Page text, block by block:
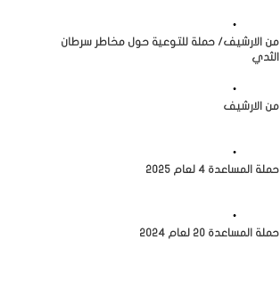
•
من الارشيف/ حملة للتوعية حول مخاطر سرطان
الثدي
•
من الارشيف
•
حملة المساعدة 4 لعام 2025
•
حملة المساعدة 20 لعام 2024